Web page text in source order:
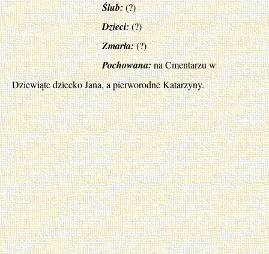
Ślub:(?)
Dzieci:(?)
Zmarła:(?)
Pochowana:na Cmentarzu w
Dziewiąte dziecko Jana, a pierworodne Katarzyny.